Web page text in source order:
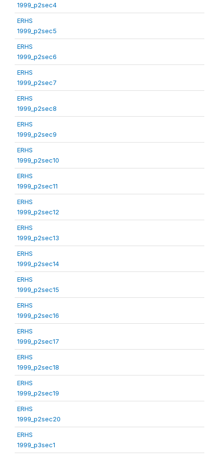
1999_p2sec4
ERHS
1999_p2sec5
ERHS
1999_p2sec6
ERHS
1999_p2sec7
ERHS
1999_p2sec8
ERHS
1999_p2sec9
ERHS
1999_p2sec10
ERHS
1999_p2sec11
ERHS
1999_p2sec12
ERHS
1999_p2sec13
ERHS
1999_p2sec14
ERHS
1999_p2sec15
ERHS
1999_p2sec16
ERHS
1999_p2sec17
ERHS
1999_p2sec18
ERHS
1999_p2sec19
ERHS
1999_p2sec20
ERHS
1999_p3sec1